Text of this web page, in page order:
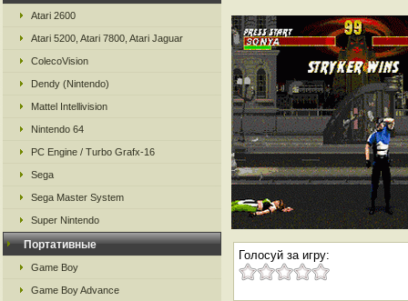
Atari 2600
Atari 5200, Atari 7800, Atari Jaguar
ColecoVision
Dendy (Nintendo)
Mattel Intellivision
Nintendo 64
PC Engine / Turbo Grafx-16
Sega
Sega Master System
Super Nintendo
Портативные
Game Boy
Game Boy Advance
Голосуй за игру: